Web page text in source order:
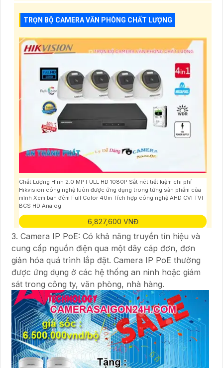
TRỌN BỘ CAMERA VĂN PHÒNG CHẤT LƯỢNG
Chất Lượng Hình 2.0 MP FULL HD 1080P Sắt nét tiết kiệm chi phí
Hikvision công nghệ luôn được ứng dụng trong từng sản phẩm của
mình Xem ban đêm Full Color 40m Tích hợp công nghệ AHD CVI TVI
BCS HD Analog
6,827,600 VNĐ
3. Camera IP PoE: Có khả năng truyền tín hiệu và
cung cấp nguồn điện qua một dây cáp đơn, đơn
giản hóa quá trình lắp đặt. Camera IP PoE thường
được ứng dụng ở các hệ thống an ninh hoặc giám
sát trong công ty, văn phòng, nhà hàng.